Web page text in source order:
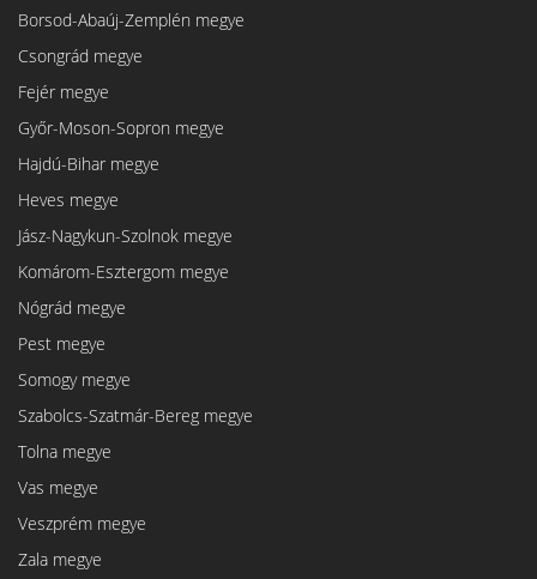
Borsod-Abaúj-Zemplén megye
Csongrád megye
Fejér megye
Győr-Moson-Sopron megye
Hajdú-Bihar megye
Heves megye
Jász-Nagykun-Szolnok megye
Komárom-Esztergom megye
Nógrád megye
Pest megye
Somogy megye
Szabolcs-Szatmár-Bereg megye
Tolna megye
Vas megye
Veszprém megye
Zala megye